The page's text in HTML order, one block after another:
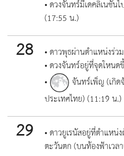
• ดวงจันทร์มีเดคลิเนชัน
(17:55 น.)
28
• ดาวพุธผ่านตำแหน่งร่
• ดวงจันทร์อยู่ที่จุดโหน
•
จันทร์เพ็ญ (เกิด
ประเทศไทย) (11:19 น.)
29
• ดาวยูเรนัสอยู่ที่ตำแหน่
ตะวันตก (บนท้องฟ้าเวล